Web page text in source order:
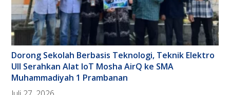
Dorong Sekolah Berbasis Teknologi, Teknik Elektro
UII Serahkan Alat IoT Mosha AirQ ke SMA
Muhammadiyah 1 Prambanan